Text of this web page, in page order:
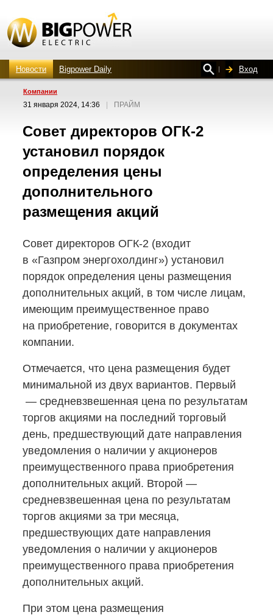
Новости Bigpower Daily Вход
Компании
31 января 2024, 14:36 ПРАЙМ
Совет директоров ОГК-2
установил порядок
определения цены
дополнительного
размещения акций
Совет директоров ОГК-2 (входит
в «Газпром энергохолдинг») установил
порядок определения цены размещения
дополнительных акций, в том числе лицам,
имеющим преимущественное право
на приобретение, говорится в документах
компании.
Отмечается, что цена размещения будет
минимальной из двух вариантов. Первый
— средневзвешенная цена по результатам
торгов акциями на последний торговый
день, предшествующий дате направления
уведомления о наличии у акционеров
преимущественного права приобретения
дополнительных акций. Второй —
средневзвешенная цена по результатам
торгов акциями за три месяца,
предшествующих дате направления
уведомления о наличии у акционеров
преимущественного права приобретения
дополнительных акций.
При этом цена размещения